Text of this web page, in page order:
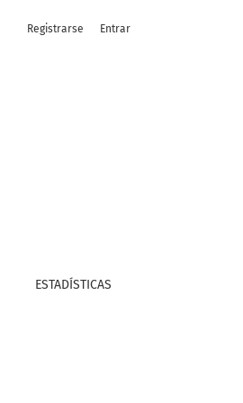
ESTADÍSTICAS
Registrarse Entrar